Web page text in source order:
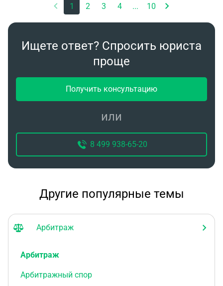
1 2 3 4 ... 10
Ищете ответ? Спросить юриста
проще
Получить консультацию
или
8 499 938-65-20
Другие популярные темы
Арбитраж
Арбитраж
Арбитражный спор